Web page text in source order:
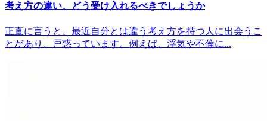
考え方の違い、どう受け入れるべきでしょうか
正直に言うと、最近自分とは違う考え方を持つ人に出会うこ
とがあり、戸惑っています。例えば、浮気や不倫に...